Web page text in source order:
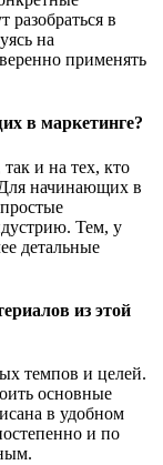
в
на
применять
в маркетинге?
и на тех, кто
начинающих в
Тем, у
детальные
из этой
темпов и целей.
основные
в удобном
и по